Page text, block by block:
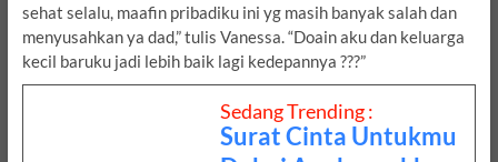
sehat selalu, maafin pribadiku ini yg masih banyak salah dan
menyusahkan ya dad,” tulis Vanessa. “Doain aku dan keluarga
kecil baruku jadi lebih baik lagi kedepannya ???”
Sedang Trending :
Surat Cinta Untukmu